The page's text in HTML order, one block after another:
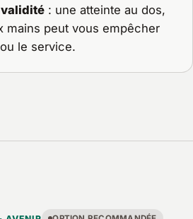
: une atteinte au dos,
mains peut vous empêcher
le service.